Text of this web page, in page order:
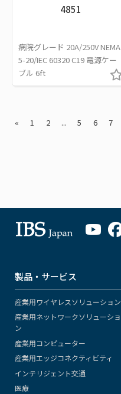
4851
病院グレード 20A/250V NEMA
5-20/IEC 60320 C19 電源ケー
ブル 6ft
« 1 2 ... 5 6 7
製品・サービス
産業用ワイヤレスソリューション
産業用ネットワークソリューショ
ン
産業用コンピューター
産業用エッジコネクティビティ
インテリジェント交通
医療